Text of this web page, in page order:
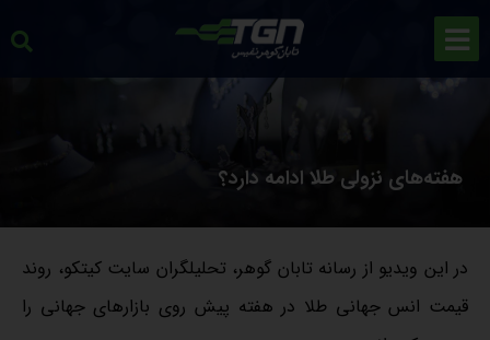
هفته‌های نزولی طلا ادامه دارد؟
در این ویدیو از رسانه تابان گوهر، تحلیلگران سایت کیتکو، روند
قیمت انس جهانی طلا در هفته پیش روی بازارهای جهانی را